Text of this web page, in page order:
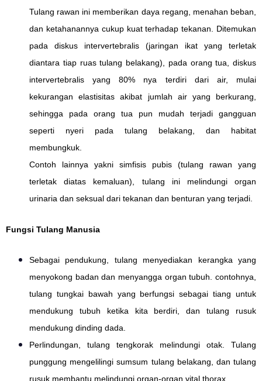
Tulang rawan ini memberikan daya regang, menahan beban,
dan ketahanannya cukup kuat terhadap tekanan. Ditemukan
pada diskus intervertebralis (jaringan ikat yang terletak
diantara tiap ruas tulang belakang), pada orang tua, diskus
intervertebralis yang 80% nya terdiri dari air, mulai
kekurangan elastisitas akibat jumlah air yang berkurang,
sehingga pada orang tua pun mudah terjadi gangguan
seperti nyeri pada tulang belakang, dan habitat
membungkuk.
Contoh lainnya yakni simfisis pubis (tulang rawan yang
terletak diatas kemaluan), tulang ini melindungi organ
urinaria dan seksual dari tekanan dan benturan yang terjadi.
Fungsi Tulang Manusia
Sebagai pendukung, tulang menyediakan kerangka yang
menyokong badan dan menyangga organ tubuh. contohnya,
tulang tungkai bawah yang berfungsi sebagai tiang untuk
mendukung tubuh ketika kita berdiri, dan tulang rusuk
mendukung dinding dada.
Perlindungan, tulang tengkorak melindungi otak. Tulang
punggung mengelilingi sumsum tulang belakang, dan tulang
rusuk membantu melindungi organ-organ vital thorax.